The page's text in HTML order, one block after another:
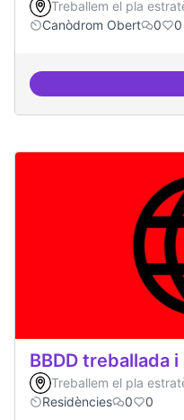
Treballem el pla
Canòdrom Obert
0 0
BBDD treballada
Treballem el pla
Residències
0 0